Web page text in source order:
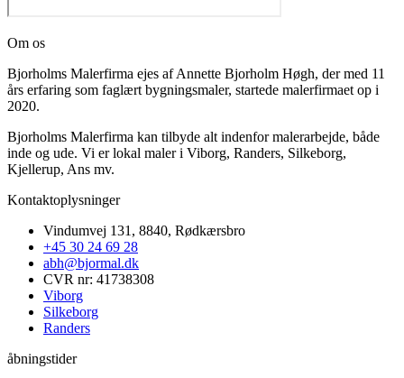
Om os
Bjorholms Malerfirma ejes af Annette Bjorholm Høgh, der med 11
års erfaring som faglært bygningsmaler, startede malerfirmaet op i
2020.
Bjorholms Malerfirma kan tilbyde alt indenfor malerarbejde, både
inde og ude. Vi er lokal maler i Viborg, Randers, Silkeborg,
Kjellerup, Ans mv.
Kontaktoplysninger​
Vindumvej 131, 8840, Rødkærsbro
+45 30 24 69 28
abh@bjormal.dk
CVR nr: 41738308
Viborg
Silkeborg
Randers
åbningstider